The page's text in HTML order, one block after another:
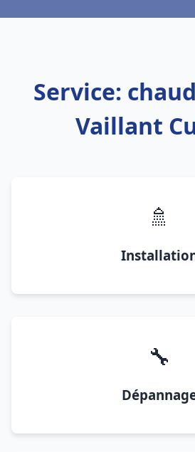
Service:
Vaillant
🚿
🔧